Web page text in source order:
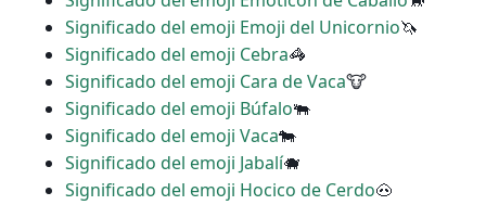
Significado del emoji Emoji del Unicornio🦄
Significado del emoji Cebra🦓
Significado del emoji Cara de Vaca🐮
Significado del emoji Búfalo🐃
Significado del emoji Vaca🐄
Significado del emoji Jabalí🐗
Significado del emoji Hocico de Cerdo🐽